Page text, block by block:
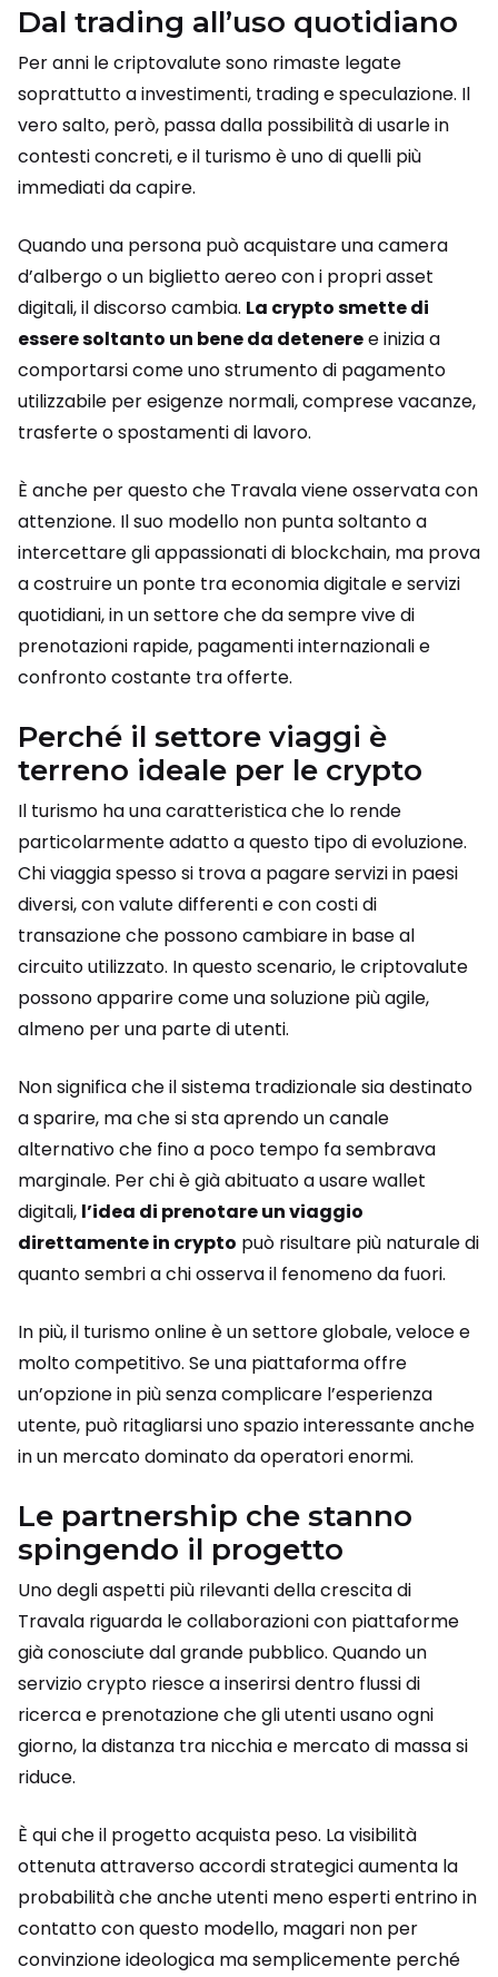
Dal trading all’uso quotidiano
Per anni le criptovalute sono rimaste legate
soprattutto a investimenti, trading e speculazione. Il
vero salto, però, passa dalla possibilità di usarle in
contesti concreti, e il turismo è uno di quelli più
immediati da capire.
Quando una persona può acquistare una camera
d’albergo o un biglietto aereo con i propri asset
digitali, il discorso cambia. La crypto smette di
essere soltanto un bene da deteneree inizia a
comportarsi come uno strumento di pagamento
utilizzabile per esigenze normali, comprese vacanze,
trasferte o spostamenti di lavoro.
È anche per questo che Travala viene osservata con
attenzione. Il suo modello non punta soltanto a
intercettare gli appassionati di blockchain, ma prova
a costruire un ponte tra economia digitale e servizi
quotidiani, in un settore che da sempre vive di
prenotazioni rapide, pagamenti internazionali e
confronto costante tra offerte.
Perché il settore viaggi è
terreno ideale per le crypto
Il turismo ha una caratteristica che lo rende
particolarmente adatto a questo tipo di evoluzione.
Chi viaggia spesso si trova a pagare servizi in paesi
diversi, con valute differenti e con costi di
transazione che possono cambiare in base al
circuito utilizzato. In questo scenario, le criptovalute
possono apparire come una soluzione più agile,
almeno per una parte di utenti.
Non significa che il sistema tradizionale sia destinato
a sparire, ma che si sta aprendo un canale
alternativo che fino a poco tempo fa sembrava
marginale. Per chi è già abituato a usare wallet
digitali, l’idea di prenotare un viaggio
direttamente in crypto può risultare più naturale di
quanto sembri a chi osserva il fenomeno da fuori.
In più, il turismo online è un settore globale, veloce e
molto competitivo. Se una piattaforma offre
un’opzione in più senza complicare l’esperienza
utente, può ritagliarsi uno spazio interessante anche
in un mercato dominato da operatori enormi.
Le partnership che stanno
spingendo il progetto
Uno degli aspetti più rilevanti della crescita di
Travala riguarda le collaborazioni con piattaforme
già conosciute dal grande pubblico. Quando un
servizio crypto riesce a inserirsi dentro flussi di
ricerca e prenotazione che gli utenti usano ogni
giorno, la distanza tra nicchia e mercato di massa si
riduce.
È qui che il progetto acquista peso. La visibilità
ottenuta attraverso accordi strategici aumenta la
probabilità che anche utenti meno esperti entrino in
contatto con questo modello, magari non per
convinzione ideologica ma semplicemente perché